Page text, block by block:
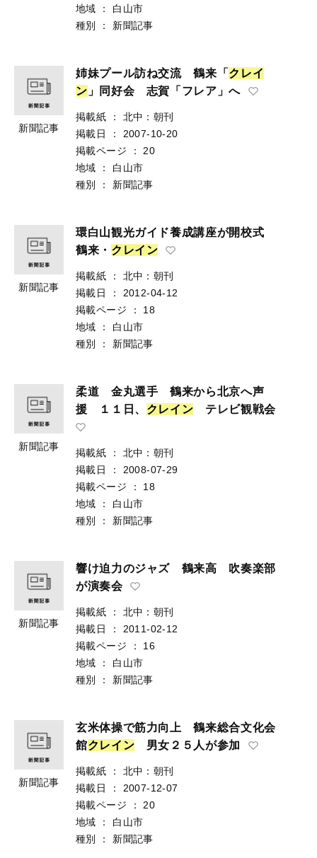
地域 ：
白山市
種別
： 新聞記事
新聞記事
姉妹プール訪ね交流 鶴来「 ク レイ
ン 」同好会 志賀「フレア」へ
掲載紙 ：
北中：朝刊
掲載日
：
2007-10-20
掲載ページ
：
20
地域
：
白山市
種別
： 新聞記事
新聞記事
環白山観光ガイド養成講座が開校式
鶴来・ ク レイ ン
掲載紙 ：
北中：朝刊
掲載日
：
2012-04-12
掲載ページ
：
18
地域
：
白山市
種別
： 新聞記事
新聞記事
柔道 金丸選手 鶴来から北京へ声
援 １１日、 ク レイ ン テレビ観戦会
掲載紙 ：
北中：朝刊
掲載日
：
2008-07-29
掲載ページ
：
18
地域
：
白山市
種別
： 新聞記事
新聞記事
響け迫力のジャズ 鶴来高 吹奏楽部
が演奏会
掲載紙 ：
北中：朝刊
掲載日
：
2011-02-12
掲載ページ
：
16
地域
：
白山市
種別
： 新聞記事
新聞記事
玄米体操で筋力向上 鶴来総合文化会
館ク レイ ン 男女２５人が参加
掲載紙 ：
北中：朝刊
掲載日
：
2007-12-07
掲載ページ
：
20
地域
：
白山市
種別
： 新聞記事